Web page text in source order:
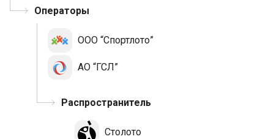
Операторы
ООО “Спортлото”
АО “ГСЛ”
Распространитель
Столото